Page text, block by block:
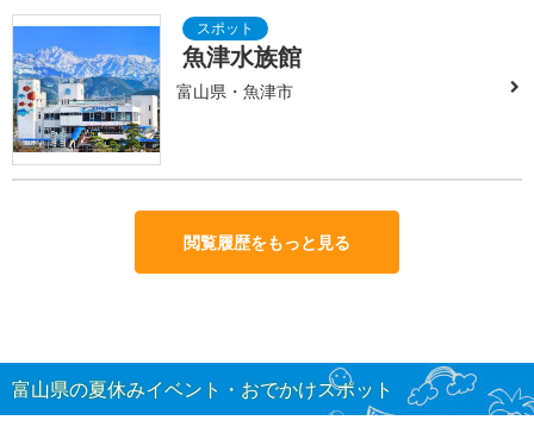
魚津水族館
富山県・魚津市
閲覧履歴をもっと見る
富山県の夏休みイベント・おでかけスポット